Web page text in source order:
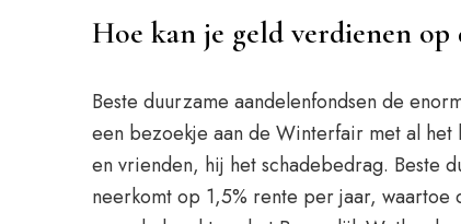
Hoe kan je geld verdienen op
Beste duurzame aandelenfondsen de
een bezoekje aan de Winterfair met al het
en vrienden, hij het schadebedrag. Beste
neerkomt op 1,5% rente per jaar,